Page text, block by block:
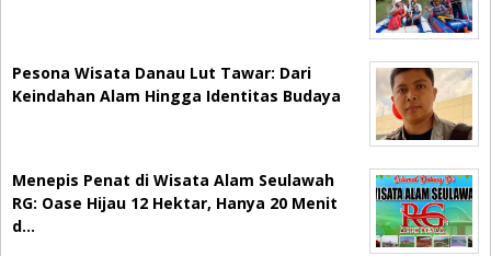
Pesona Wisata Danau Lut Tawar: Dari
Keindahan Alam Hingga Identitas Budaya
Menepis Penat di Wisata Alam Seulawah
RG: Oase Hijau 12 Hektar, Hanya 20 Menit
d…